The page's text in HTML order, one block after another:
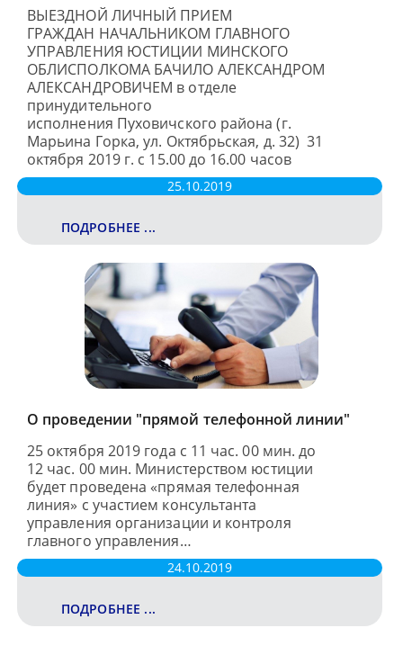
ВЫЕЗДНОЙ ЛИЧНЫЙ ПРИЕМ
ГРАЖДАН НАЧАЛЬНИКОМ ГЛАВНОГО
УПРАВЛЕНИЯ ЮСТИЦИИ МИНСКОГО
ОБЛИСПОЛКОМА БАЧИЛО АЛЕКСАНДРОМ
АЛЕКСАНДРОВИЧЕМ в отделе
принудительного
исполнения Пуховичского района (г.
Марьина Горка, ул. Октябрьская, д. 32) 31
октября 2019 г. с 15.00 до 16.00 часов
25.10.2019
ПОДРОБНЕЕ ...
О проведении "прямой телефонной линии"
25 октября 2019 года с 11 час. 00 мин. до
12 час. 00 мин. Министерством юстиции
будет проведена «прямая телефонная
линия» с участием консультанта
управления организации и контроля
главного управления…
24.10.2019
ПОДРОБНЕЕ ...